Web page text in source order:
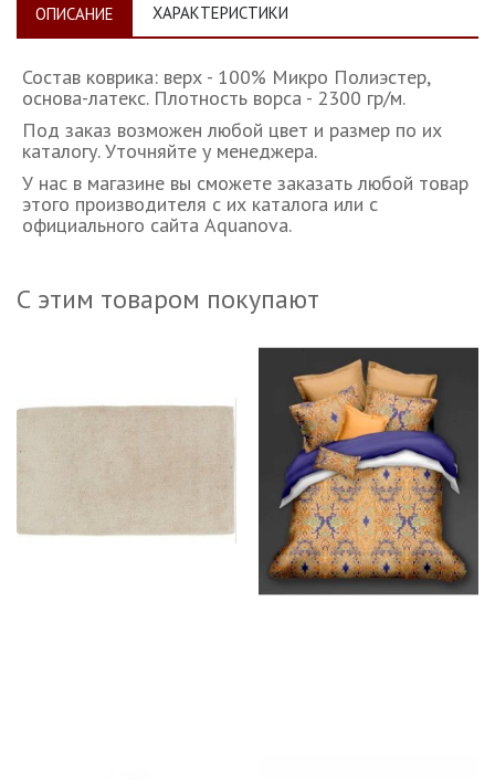
ОПИСАНИЕ ХАРАКТЕРИСТИКИ
Состав коврика: верх - 100% Микро Полиэстер,
основа-латекс. Плотность ворса - 2300 гр/м.
Под заказ возможен любой цвет и размер по их
каталогу. Уточняйте у менеджера.
У нас в магазине вы сможете заказать любой товар
этого производителя с их каталога или с
официального сайта Aquanova.
С этим товаром покупают